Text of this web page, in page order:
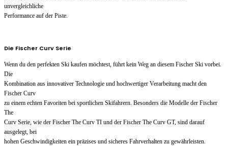
unvergleichliche
Performance auf der Piste.
Die Fischer Curv Serie
Wenn du den perfekten Ski kaufen möchtest, führt kein Weg an diesem Fischer Ski vorbei.
Die
Kombination aus innovativer Technologie und hochwertiger Verarbeitung macht den
Fischer Curv
zu einem echten Favoriten bei sportlichen Skifahrern. Besonders die Modelle der Fischer
The
Curv Serie, wie der Fischer The Curv TI und der Fischer The Curv GT, sind darauf
ausgelegt, bei
hohen Geschwindigkeiten ein präzises und sicheres Fahrverhalten zu gewährleisten.